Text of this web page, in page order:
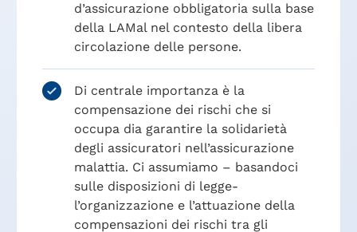
d’assicurazione obbligatoria sulla base
della LAMal nel contesto della libera
circolazione delle persone.
Di centrale importanza è la
compensazione dei rischi che si
occupa dia garantire la solidarietà
degli assicuratori nell’assicurazione
malattia. Ci assumiamo – basandoci
sulle disposizioni di legge-
l’organizzazione e l’attuazione della
compensazioni dei rischi tra gli